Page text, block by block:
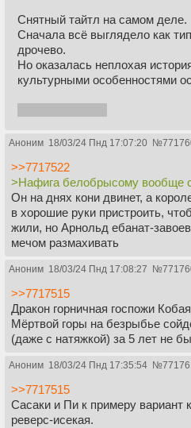
Снятный тайтл на самом деле.
Сначала всё выглядело как
дрочево.
Но оказалась неплохая
культурными особенностями
Аноним 18/03/24 Пнд 17:07:20 №
>>7717522
>Нафига белобрысому вообще
Он на днях кони двинет, а
в хорошие руки пристроить,
жили, но Арнольд ебанат-
мечом размахивать
Аноним 18/03/24 Пнд 17:08:27 №
>>7717515
Дракон горничная госпожи
Мёртвой горы на безрыбье
(даже с натяжкой) за 5 лет не
Аноним 18/03/24 Пнд 17:35:54 №
>>7717515
Сасаки и Пи к примеру вариант
реверс-исекая.